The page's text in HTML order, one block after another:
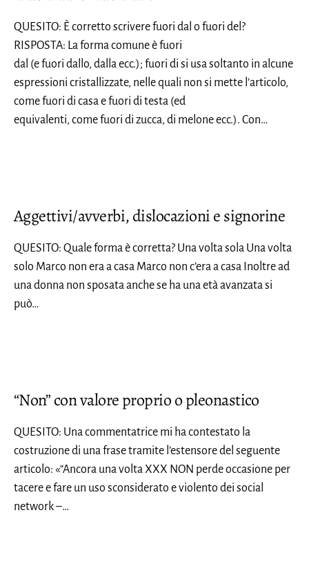
QUESITO: È corretto scrivere fuori dal o fuori del?
RISPOSTA: La forma comune è fuori
dal (e fuori dallo, dalla ecc.); fuori di si usa soltanto in alcune
espressioni cristallizzate, nelle quali non si mette l’articolo,
come fuori di casa e fuori di testa (ed
equivalenti, come fuori di zucca, di melone ecc.). Con…
Aggettivi/avverbi, dislocazioni e signorine
QUESITO: Quale forma è corretta? Una volta sola Una volta
solo Marco non era a casa Marco non c’era a casa Inoltre ad
una donna non sposata anche se ha una età avanzata si
può…
“Non” con valore proprio o pleonastico
QUESITO: Una commentatrice mi ha contestato la
costruzione di una frase tramite l’estensore del seguente
articolo: «“Ancora una volta XXX NON perde occasione per
tacere e fare un uso sconsiderato e violento dei social
network –…